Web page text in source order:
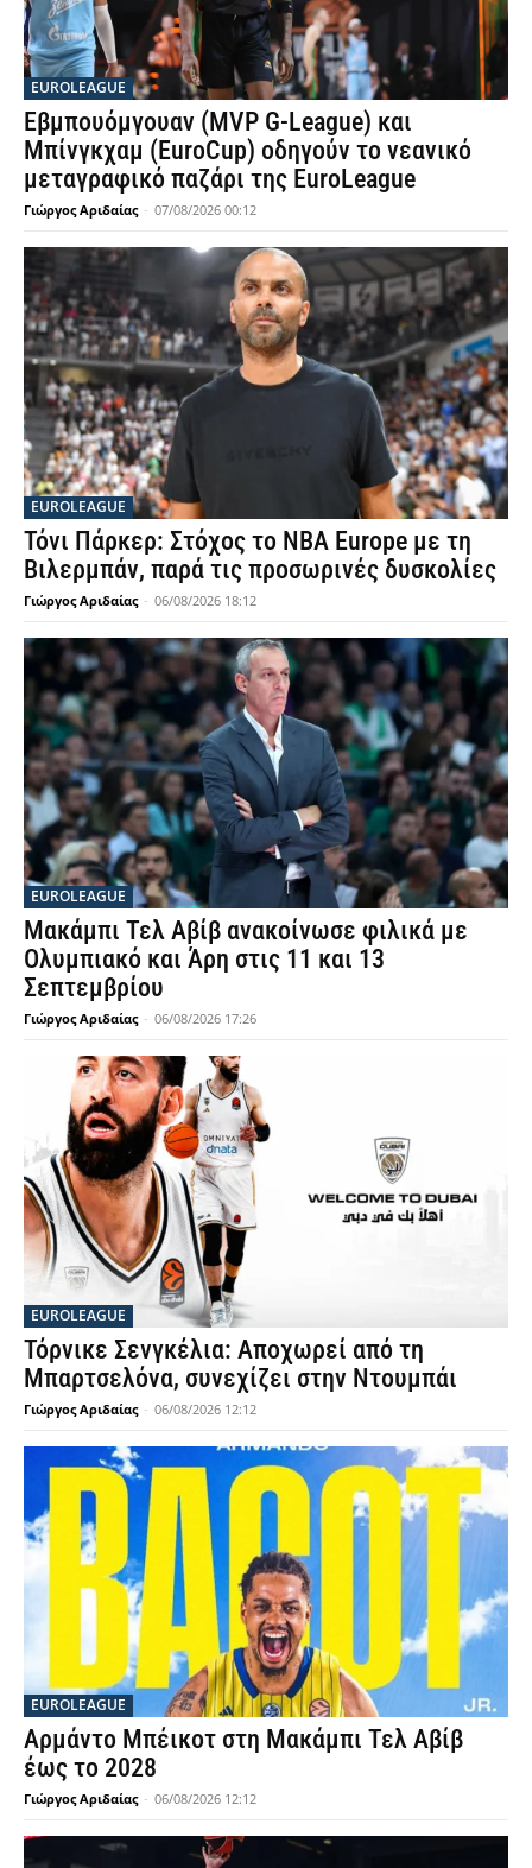
EUROLEAGUE
Εβμπουόμγουαν (MVP G-League) και
Μπίνγκχαμ (EuroCup) οδηγούν το νεανικό
μεταγραφικό παζάρι της EuroLeague
Γιώργος Αριδαίας - 07/08/2026 00:12
EUROLEAGUE
Τόνι Πάρκερ: Στόχος το NBA Europe με τη
Βιλερμπάν, παρά τις προσωρινές δυσκολίες
Γιώργος Αριδαίας - 06/08/2026 18:12
EUROLEAGUE
Μακάμπι Τελ Αβίβ ανακοίνωσε φιλικά με
Ολυμπιακό και Άρη στις 11 και 13
Σεπτεμβρίου
Γιώργος Αριδαίας - 06/08/2026 17:26
EUROLEAGUE
Τόρνικε Σενγκέλια: Αποχωρεί από τη
Μπαρτσελόνα, συνεχίζει στην Ντουμπάι
Γιώργος Αριδαίας - 06/08/2026 12:12
EUROLEAGUE
Αρμάντο Μπέικοτ στη Μακάμπι Τελ Αβίβ
έως το 2028
Γιώργος Αριδαίας - 06/08/2026 12:12